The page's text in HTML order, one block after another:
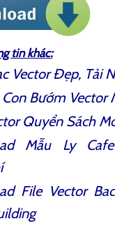
tin khác:
VectorĐẹp, Tải
Con Bướm Vector
Quyển Sách
Mẫu Ly
File Vector